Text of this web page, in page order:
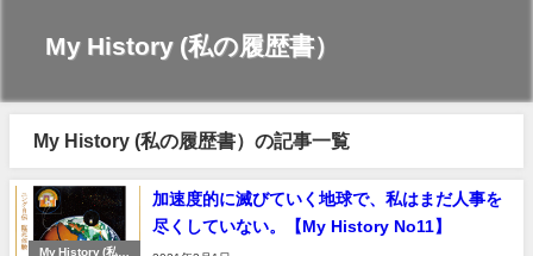
My History (私の履歴書）
My History (私の履歴書）の記事一覧
My History (私の
加速度的に滅びていく地球で、私はまだ人事を
尽くしていない。【My History No11】